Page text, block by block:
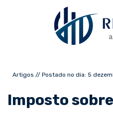
Artigos // Postado no dia: 5
Imposto